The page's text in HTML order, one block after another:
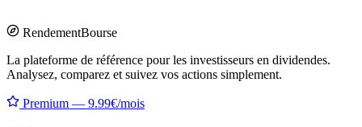
RendementBourse
La plateforme de référence pour les investisseurs en dividendes.
Analysez, comparez et suivez vos actions simplement.
Premium — 9.99€/mois